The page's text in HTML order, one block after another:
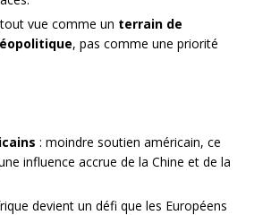
vue comme un terrain de
, pas comme une priorité
: moindre soutien américain, ce
influence accrue de la Chine et de la
devient un défi que les Européens